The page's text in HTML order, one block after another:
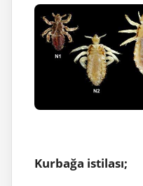
Kurbağa istilası;